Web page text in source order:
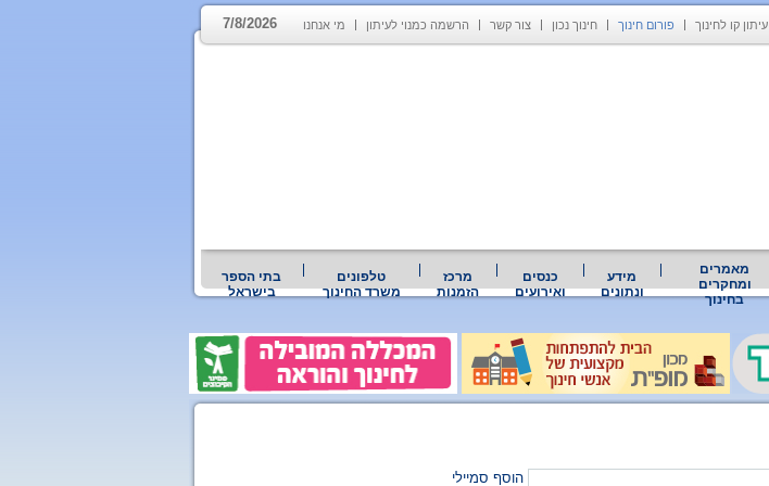
עיתון קו לחינוך פורום חינוך חינוך נכון צור קשר הרשמה כמנוי לעיתון מי אנחנו 7/8/2026
מאמרים
ומחקרים
בחינוך
מידע
ונתונים
כנסים
ואירועים
מרכז
הזמנות
טלפונים
משרד החינוך
בתי הספר
בישראל
הוסף סמיילי